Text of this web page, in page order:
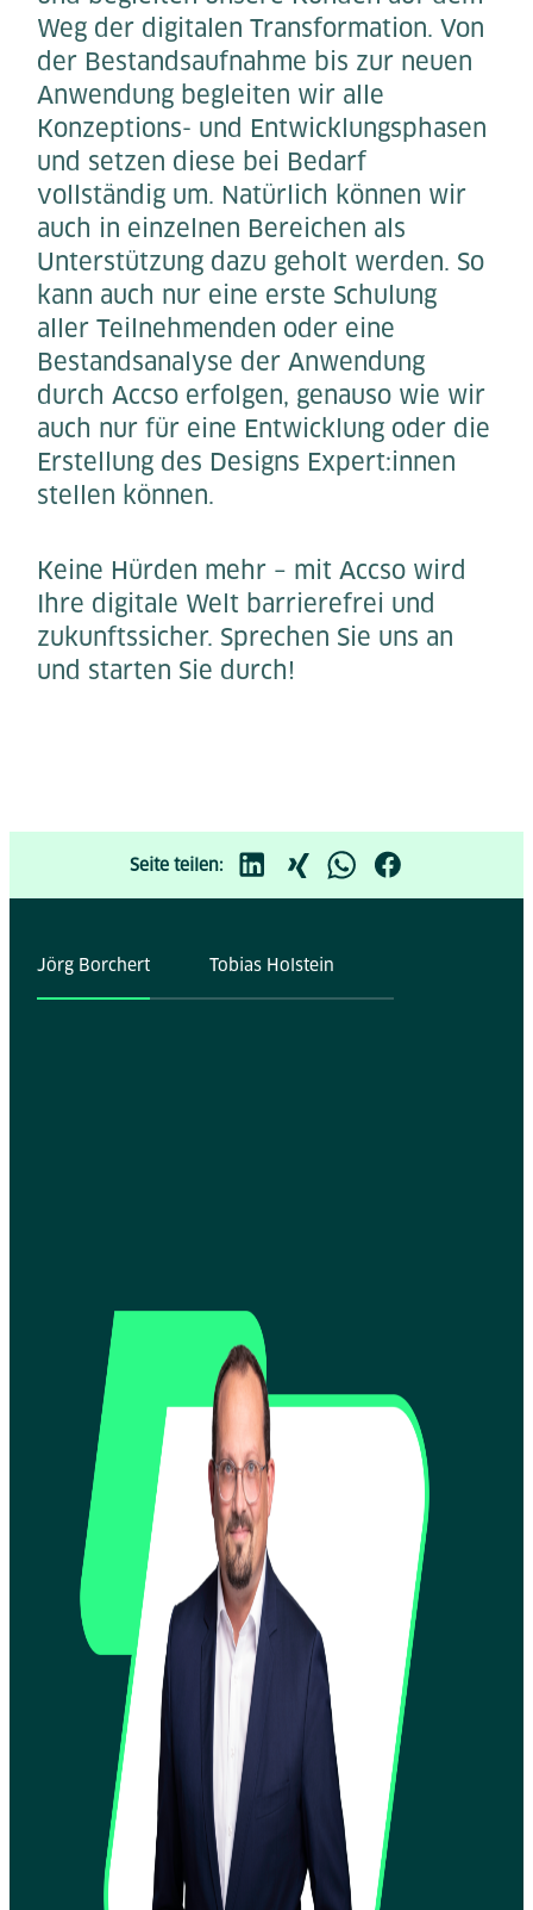
Weg der digitalen Transformation. Von
der Bestandsaufnahme bis zur neuen
Anwendung begleiten wir alle
Konzeptions- und Entwicklungsphasen
und setzen diese bei Bedarf
vollständig um. Natürlich können wir
auch in einzelnen Bereichen als
Unterstützung dazu geholt werden. So
kann auch nur eine erste Schulung
aller Teilnehmenden oder eine
Bestandsanalyse der Anwendung
durch Accso erfolgen, genauso wie wir
auch nur für eine Entwicklung oder die
Erstellung des Designs Expert:innen
stellen können.
Keine Hürden mehr – mit Accso wird
Ihre digitale Welt barrierefrei und
zukunftssicher. Sprechen Sie uns an
und starten Sie durch!
Seite teilen:
Jörg Borchert Tobias Holstein